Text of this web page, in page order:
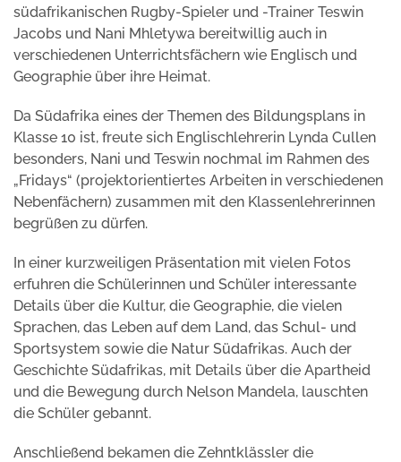
südafrikanischen Rugby-Spieler und -Trainer Teswin
Jacobs und Nani Mhletywa bereitwillig auch in
verschiedenen Unterrichtsfächern wie Englisch und
Geographie über ihre Heimat.
Da Südafrika eines der Themen des Bildungsplans in
Klasse 10 ist, freute sich Englischlehrerin Lynda Cullen
besonders, Nani und Teswin nochmal im Rahmen des
„Fridays“ (projektorientiertes Arbeiten in verschiedenen
Nebenfächern) zusammen mit den Klassenlehrerinnen
begrüßen zu dürfen.
In einer kurzweiligen Präsentation mit vielen Fotos
erfuhren die Schülerinnen und Schüler interessante
Details über die Kultur, die Geographie, die vielen
Sprachen, das Leben auf dem Land, das Schul- und
Sportsystem sowie die Natur Südafrikas. Auch der
Geschichte Südafrikas, mit Details über die Apartheid
und die Bewegung durch Nelson Mandela, lauschten
die Schüler gebannt.
Anschließend bekamen die Zehntklässler die